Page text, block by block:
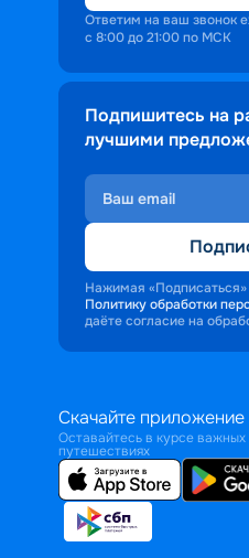
Ответим на ваш звонок
с 8:00 до 21:00 по МСК
Подпишитесь на
лучшими
Нажимая
Политику обработки
даёте согласие на
Скачайте приложение
Оставайтесь в курсе
путешествиях